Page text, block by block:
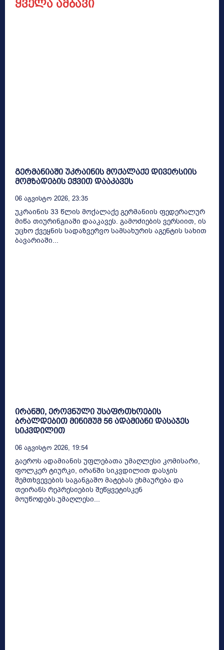
ყველა ამბავი
გერმანიაში უკრაინის მოქალაქე დივერსიის
მომზადების ეჭვით დააკავეს
06 Აგვისტო 2026, 23:35
უკრაინის 33 წლის მოქალაქე გერმანიის ფედერალურ
მიწა თიურინგიაში დააკავეს. გამოძიების ვერსიით, ის
უცხო ქვეყნის სადაზვერვო სამსახურის აგენტის სახით
ბავარიაში...
ირანში, ეროვნული უსაფრთხოების
ბრალდებით მინიმუმ 56 ადამიანი დასაჯეს
სიკვდილით
06 Აგვისტო 2026, 19:54
გაეროს ადამიანის უფლებათა უმაღლესი კომისარი,
ფოლკერ ტიურკი, ირანში სიკვდილით დასჯის
შემთხვევების საგანგაშო მატებას ეხმაურება და
თეირანს რეპრესიების შეწყვეტისკენ
მოუწოდებს.უმაღლესი...